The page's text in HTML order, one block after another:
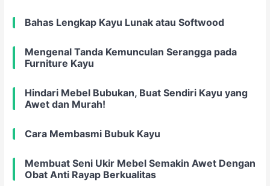
Bahas Lengkap Kayu Lunak atau Softwood
Mengenal Tanda Kemunculan Serangga pada
Furniture Kayu
Hindari Mebel Bubukan, Buat Sendiri Kayu yang
Awet dan Murah!
Cara Membasmi Bubuk Kayu
Membuat Seni Ukir Mebel Semakin Awet Dengan
Obat Anti Rayap Berkualitas